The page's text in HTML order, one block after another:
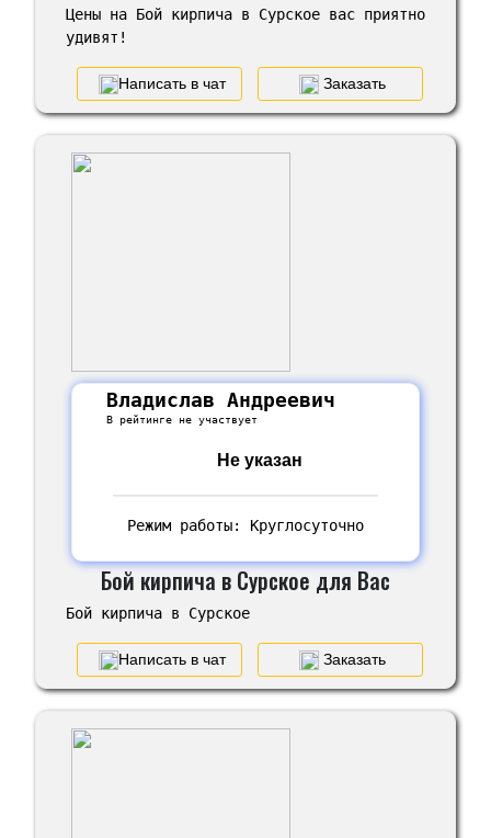
Цены на Бой кирпича в Сурское вас приятно
удивят!
Написать в чат Заказать
Владислав Андреевич
В рейтинге не участвует
Не указан
Режим работы: Круглосуточно
Бой кирпича в Сурское для Вас
Бой кирпича в Сурское
Написать в чат Заказать